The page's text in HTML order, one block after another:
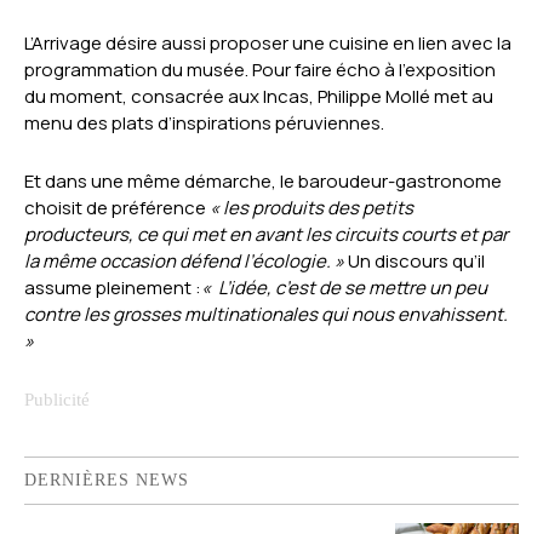
L’Arrivage désire aussi proposer une cuisine en lien avec la
programmation du musée. Pour faire écho à l’exposition
du moment, consacrée aux Incas, Philippe Mollé met au
menu des plats d’inspirations péruviennes.
Et dans une même démarche, le baroudeur-gastronome
choisit de préférence « les produits des petits
producteurs, ce qui met en avant les circuits courts et par
la même occasion défend l’écologie. »Un discours qu’il
assume pleinement :« L’idée, c’est de se mettre un peu
contre les grosses multinationales qui nous envahissent.
»
DERNIÈRES NEWS